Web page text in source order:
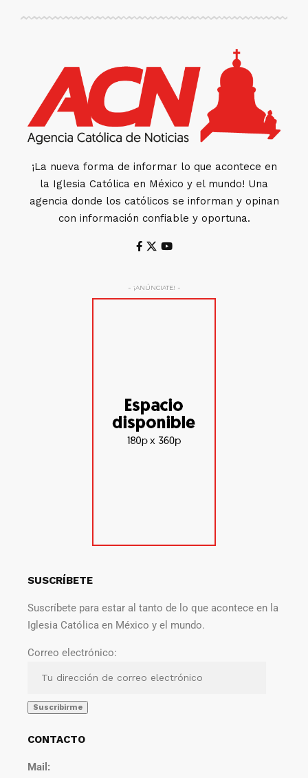
¡La nueva forma de informar lo que acontece en
la Iglesia Católica en México y el mundo! Una
agencia donde los católicos se informan y opinan
con información confiable y oportuna.
- ¡ANÚNCIATE! -
SUSCRÍBETE
Suscríbete para estar al tanto de lo que acontece en la
Iglesia Católica en México y el mundo.
Correo electrónico:
CONTACTO
Mail: